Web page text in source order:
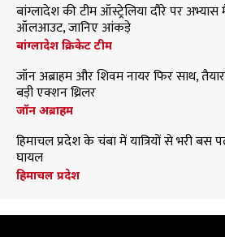
बांग्लादेश की टीम ऑस्ट्रेलिया दौरे पर
ऑलआउट, जानिए आंकड़े
बांग्लादेश क्रिकेट टीम
जॉन अब्राहम और शिवम नायर फिर साथ,
बड़ी एक्शन थ्रिलर
जॉन अब्राहम
हिमाचल प्रदेश के चंबा में यात्रियों से भरी बस
घायल
हिमाचल प्रदेश